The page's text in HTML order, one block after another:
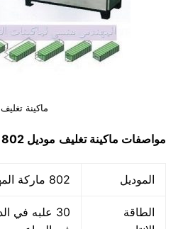
ماكينة تغليف
مواصفات ماكينة تغليف موديل 802 ماركة مهندس منسي
الموديل 802 ماركة المهندس منسي
الطاقة